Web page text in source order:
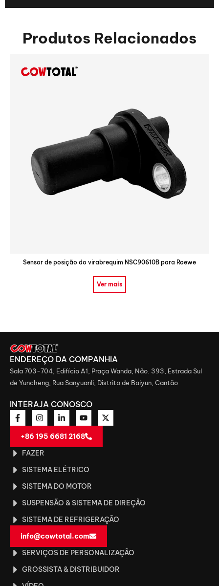
Produtos Relacionados
Sensor de posição do virabrequim NSC90610B para Roewe
Ver mais
ENDEREÇO ​​DA COMPANHIA
Sala 703-704, Edifício A1, Praça Wanda, Não. 393, Estrada Sul
de Yuncheng, Rua Sanyuanli, Distrito de Baiyun, Cantão
INTERAJA CONOSCO
+86 195 6681 2168
FAZER
SISTEMA ELÉTRICO
SISTEMA DO MOTOR
SUSPENSÃO & SISTEMA DE DIREÇÃO
SISTEMA DE REFRIGERAÇÃO
info@cowtotal.com
SERVIÇOS DE PERSONALIZAÇÃO
GROSSISTA & DISTRIBUIDOR